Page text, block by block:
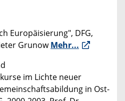
Europäisierung", DFG,
GrunowMehr...
im Lichte neuer
in Ost-